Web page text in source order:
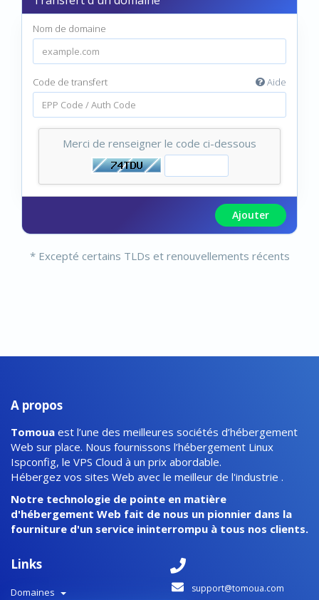
Nom de domaine
Code de transfert Aide
Merci de renseigner le code ci-dessous
Ajouter
* Excepté certains TLDs et renouvellements récents
A propos
Tomoua est l’une des meilleures sociétés d’hébergement
Web sur place. Nous fournissons l’hébergement Linux
Ispconfig, le VPS Cloud à un prix abordable.
Hébergez vos sites Web avec le meilleur de l'industrie .
Notre technologie de pointe en matière
d'hébergement Web fait de nous un pionnier dans la
fourniture d'un service ininterrompu à tous nos clients.
Links
Domaines support@tomoua.com